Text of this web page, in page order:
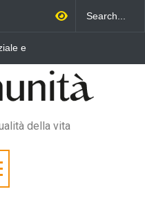
primavera,
della vita